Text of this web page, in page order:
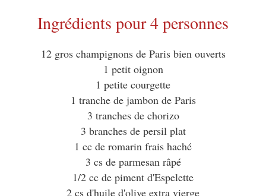
Ingrédients pour 4 personnes
12 gros champignons de Paris bien ouverts
1 petit oignon
1 petite courgette
1 tranche de jambon de Paris
3 tranches de chorizo
3 branches de persil plat
1 cc de romarin frais haché
3 cs de parmesan râpé
1/2 cc de piment d'Espelette
2 cs d'huile d'olive extra vierge